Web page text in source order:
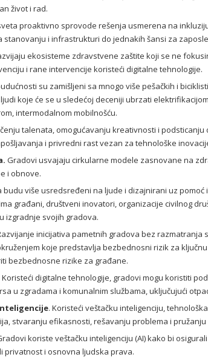
život i rad.
proaktivno sprovode rešenja usmerena na
stanovanju i infrastrukturi do jednakih šansi za
ekosisteme zdravstvene zaštite koji se ne
i rane intervencije koristeći digitalne tehnologije.
su zamišljeni sa mnogo više pešačkih i
koje će se u sledećoj deceniji ubrzati
intermodalnom mobilnošću.
talenata, omogućavanju kreativnosti i podsticanju
i privredni rast vezan za tehnološke
Gradovi usvajaju cirkularne modele zasnovane na
i obnove.
više usredsređeni na ljude i dizajnirani uz pomoć
građani, društveni inovatori, organizacije civilnog
izgradnje svojih gradova.
inicijativa pametnih gradova bez razmatranja
koje predstavlja bezbednosni rizik za
bezbednosne rizike za građane.
Koristeći digitalne tehnologije, gradovi mogu koristiti
u zgradama i komunalnim službama, uključujući
. Koristeći veštačku inteligenciju,
stvaranju efikasnosti, rešavanju problema i pružanju
koriste veštačku inteligenciju (AI) kako bi
privatnost i osnovna ljudska prava.